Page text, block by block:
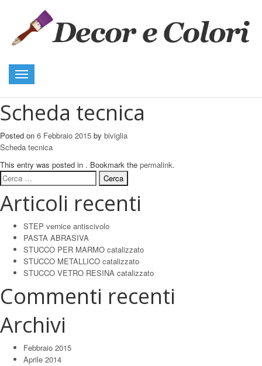
Toggle
navigation
Scheda tecnica
Posted on 6 Febbraio 2015 by biviglia
Scheda tecnica
This entry was posted in . Bookmark the permalink.
Ricerca
per:
Articoli recenti
STEP vernice antiscivolo
PASTA ABRASIVA
STUCCO PER MARMO catalizzato
STUCCO METALLICO catalizzato
STUCCO VETRO RESINA catalizzato
Commenti recenti
Archivi
Febbraio 2015
Aprile 2014